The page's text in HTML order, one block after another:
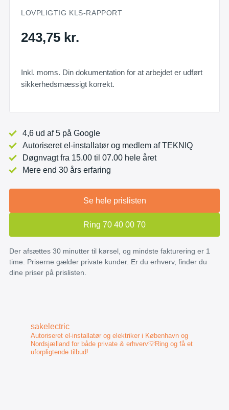
LOVPLIGTIG KLS-RAPPORT
243,75 kr.
Inkl. moms. Din dokumentation for at arbejdet er udført
sikkerhedsmæssigt korrekt.
4,6 ud af 5 på Google
Autoriseret el-installatør og medlem af TEKNIQ
Døgnvagt fra 15.00 til 07.00 hele året
Mere end 30 års erfaring
Se hele prislisten
Ring 70 40 00 70
Der afsættes 30 minutter til kørsel, og mindste fakturering er 1
time. Priserne gælder private kunder. Er du erhverv, finder du
dine priser på prislisten.
sakelectric
Autoriseret el-installatør og elektriker i København og
Nordsjælland for både private & erhverv💡Ring og få et
uforpligtende tilbud!